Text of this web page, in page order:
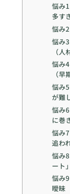
悩み
多す
悩み
悩み
（人
悩み
（早
悩み
が難
悩み
に巻
悩み
追わ
悩み
ート
悩み
曖昧